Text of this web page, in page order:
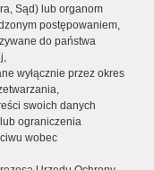
Sąd) lub organom
postępowaniem,
do państwa
wyłącznie przez okres
swoich danych
ograniczenia
wobec